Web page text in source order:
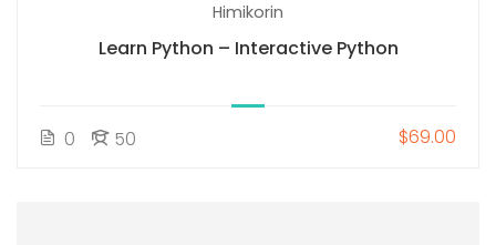
Himikorin
Learn Python – Interactive Python
0 50 $69.00